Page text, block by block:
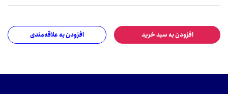
افزودن به سبد خرید افزودن به علاقه‌مندی